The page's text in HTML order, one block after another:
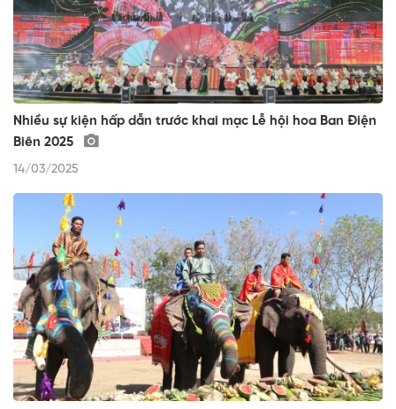
Nhiều sự kiện hấp dẫn trước khai mạc Lễ hội hoa Ban Điện
Biên 2025
14/03/2025